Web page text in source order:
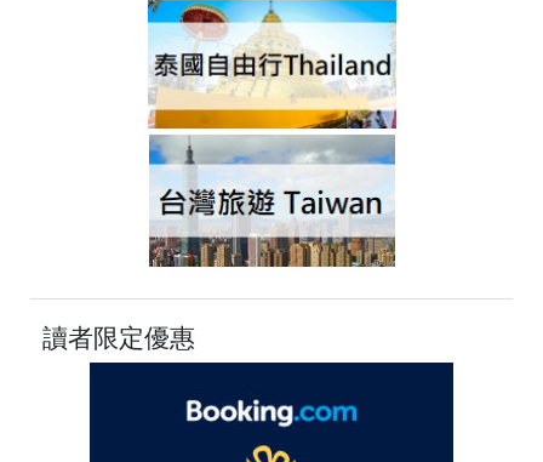
讀者限定優惠